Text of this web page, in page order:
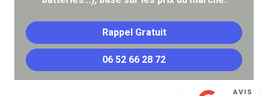
Rappel Gratuit
06 52 66 28 72
AVIS